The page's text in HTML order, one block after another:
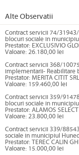
Alte Observatii
Contract servicii 74/
blocuri sociale in
Prestator: EXCLUSIVIO
Valoare: 26.180,00 lei
Contract servicii 368/
implementarii- Reabilitare
Prestator: MERITA CITIT SRL
Valoare: 159.460,00 lei
Contract servicii 359/
blocuri sociale in
Prestator: ALAMOS SELECT
Valoare: 23.800,00 lei
Contract servicii 339/
sociale in municipiul
Prestator: TEREC CALIN
Valoare: 15.000,00 lei